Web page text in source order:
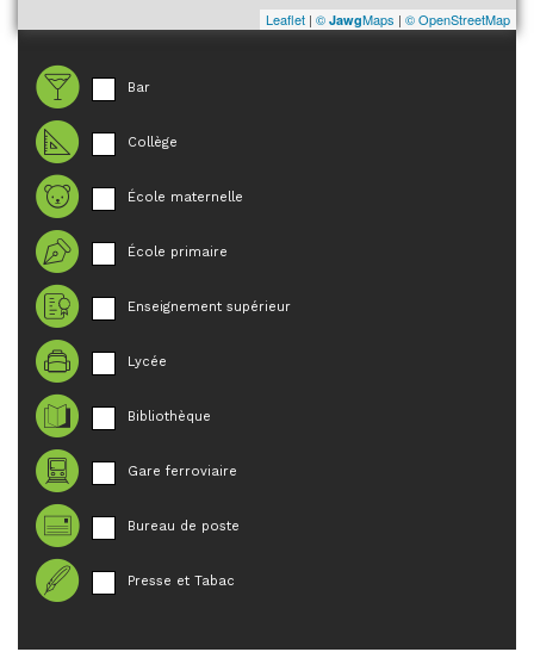
Leaflet | © JawgMaps | © OpenStreetMap
Bar
Collège
École maternelle
École primaire
Enseignement supérieur
Lycée
Bibliothèque
Gare ferroviaire
Bureau de poste
Presse et Tabac